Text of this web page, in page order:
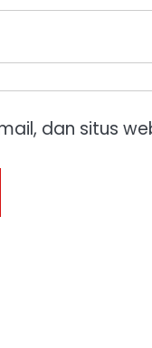
dan situs